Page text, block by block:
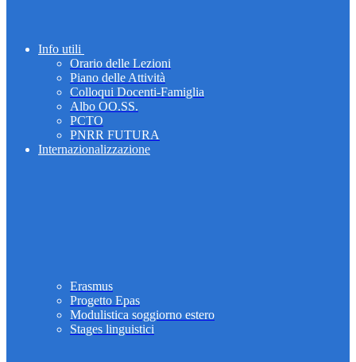
Info utili
Orario delle Lezioni
Piano delle Attività
Colloqui Docenti-Famiglia
Albo OO.SS.
PCTO
PNRR FUTURA
Internazionalizzazione
Erasmus
Progetto Epas
Modulistica soggiorno estero
Stages linguistici